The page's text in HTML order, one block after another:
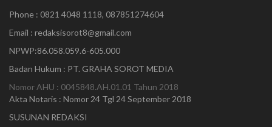
Phone : 0821 4048 1118, 087851274604
Email : redaksisorot8@gmail.com
NPWP:86.058.059.6-605.000
Badan Hukum : PT. GRAHA SOROT MEDIA
Nomor AHU : 0045848.AH.01.01 Tahun 2018
Akta Notaris : Nomor 24 Tgl 24 September 2018
SUSUNAN REDAKSI